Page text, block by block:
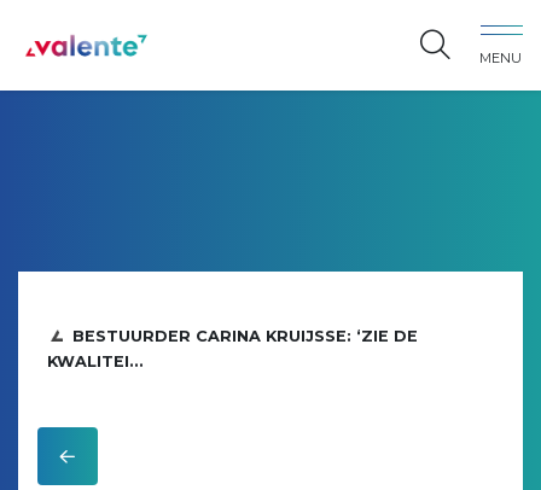
MENU
BESTUURDER CARINA KRUIJSSE: ‘ZIE DE
KWALITEI...